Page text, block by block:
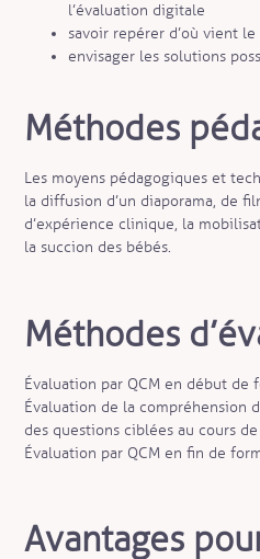
l’évaluation digitale
savoir repérer d’où vient
envisager les solutions
Méthodes
Les moyens pédagogiques et
la diffusion d’un diaporama, de
d’expérience clinique, la
la succion des bébés.
Méthodes
Évaluation par QCM en début de
Évaluation de la compréhension
des questions ciblées au cours
Évaluation par QCM en fin de
Avantages